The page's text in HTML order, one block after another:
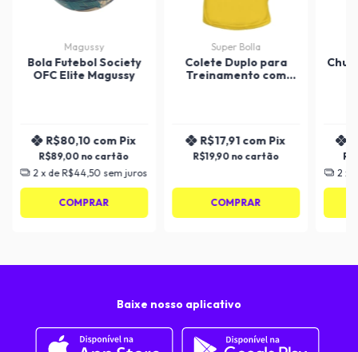
Magussy
Bola Futebol Society
OFC Elite Magussy
R$89,00
R$80,10 com Pix
2 x de R$44,50 sem juros
COMPRAR
Super Bolla
Colete Duplo para
Treinamento com
R$19,90
R$17,91com Pix
COMPRAR
2 x
Baixe nosso aplicativo